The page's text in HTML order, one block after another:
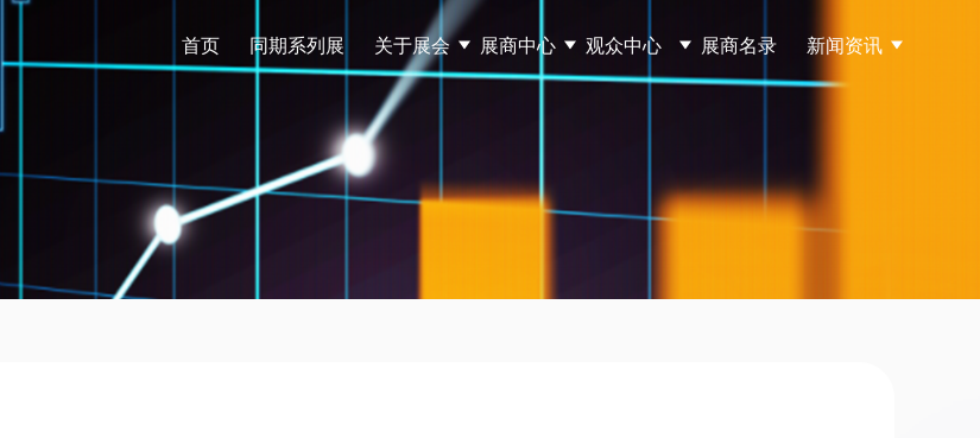
首页 同期系列展 关于展会 展商中心 观众中心 展商名录 新闻资讯